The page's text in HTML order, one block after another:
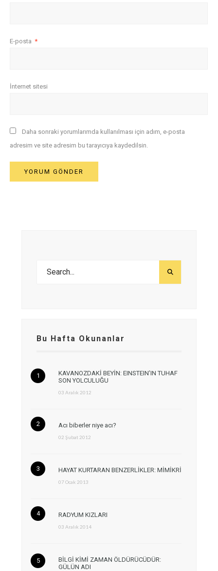
E-posta *
İnternet sitesi
Daha sonraki yorumlarımda kullanılması için adım, e-posta
adresim ve site adresim bu tarayıcıya kaydedilsin.
Bu Hafta Okunanlar
KAVANOZDAKİ BEYİN: EINSTEIN’IN TUHAF
SON YOLCULUĞU
03 Aralık 2012
Acı biberler niye acı?
02 Şubat 2012
HAYAT KURTARAN BENZERLİKLER: MİMİKRİ
07 Ocak 2013
RADYUM KIZLARI
03 Aralık 2014
BİLGİ KİMİ ZAMAN ÖLDÜRÜCÜDÜR:
GÜLÜN ADI